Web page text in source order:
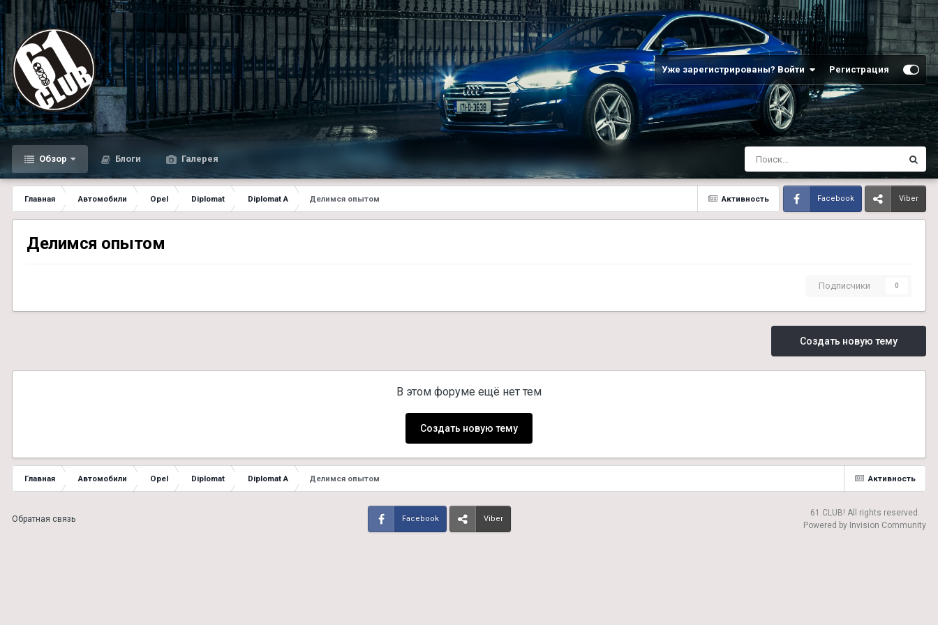
Уже зарегистрированы? Войти Регистрация
Обзор Блоги Галерея
Активность
Главная Автомобили Opel Diplomat Diplomat A Делимся опытом Facebook Viber
Делимся опытом
Подписчики 0
Создать новую тему
В этом форуме ещё нет тем
Создать новую тему
Активность
Главная Автомобили Opel Diplomat Diplomat A Делимся опытом
Обратная связь Facebook Viber
61.CLUB! All rights reserved.
Powered by Invision Community